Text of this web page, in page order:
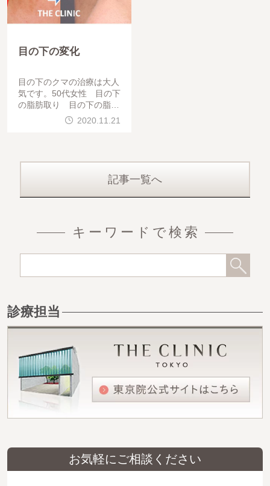
目の下の変化
目の下のクマの治療は大人
気です。50代女性 目の下
の脂肪取り 目の下の脂肪
注入 していただきました
2020.11.21
記事一覧へ
キーワードで検索
診療担当
お気軽にご相談ください